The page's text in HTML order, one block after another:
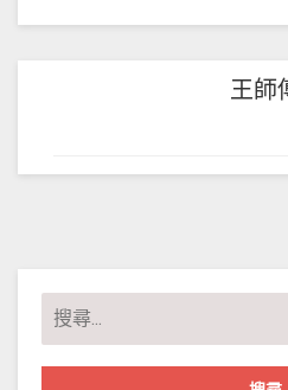
王師
搜
尋
關